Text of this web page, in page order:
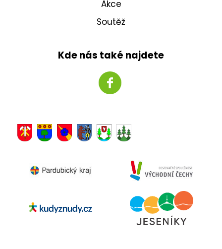
Akce
Soutěž
Kde nás také najdete